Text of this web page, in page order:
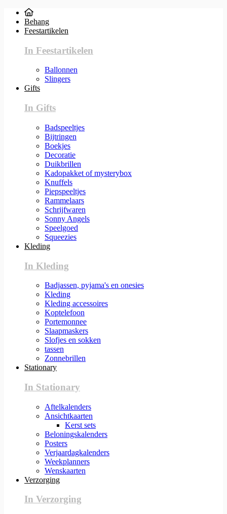
Behang
Feestartikelen
In Feestartikelen
Ballonnen
Slingers
Gifts
In Gifts
Badspeeltjes
Bijtringen
Boekjes
Decoratie
Duikbrillen
Kadopakket of mysterybox
Knuffels
Piepspeeltjes
Rammelaars
Schrijfwaren
Sonny Angels
Speelgoed
Squeezies
Kleding
In Kleding
Badjassen, pyjama's en onesies
Kleding
Kleding accessoires
Koptelefoon
Portemonnee
Slaapmaskers
Slofjes en sokken
tassen
Zonnebrillen
Stationary
In Stationary
Aftelkalenders
Ansichtkaarten
Kerst sets
Beloningskalenders
Posters
Verjaardagkalenders
Weekplanners
Wenskaarten
Verzorging
In Verzorging